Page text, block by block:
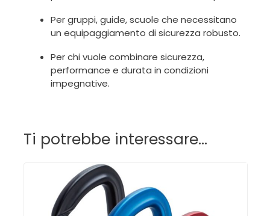
Per gruppi, guide, scuole che necessitano
un equipaggiamento di sicurezza robusto.
Per chi vuole combinare sicurezza,
performance e durata in condizioni
impegnative.
Ti potrebbe interessare…